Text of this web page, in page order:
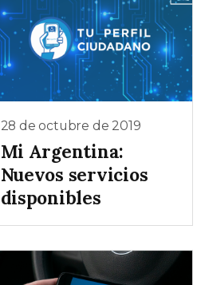
28 de octubre de 2019
Mi Argentina:
Nuevos servicios
disponibles